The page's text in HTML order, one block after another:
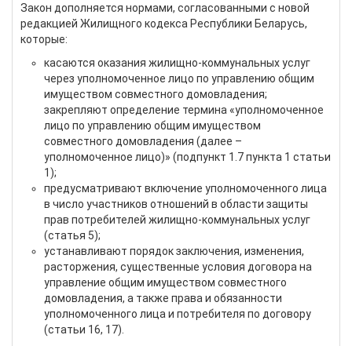
Закон дополняется нормами, согласованными с новой
редакцией Жилищного кодекса Республики Беларусь,
которые:
касаются оказания жилищно-коммунальных услуг
через уполномоченное лицо по управлению общим
имуществом совместного домовладения;
закрепляют определение термина «уполномоченное
лицо по управлению общим имуществом
совместного домовладения (далее –
уполномоченное лицо)» (подпункт 1.7 пункта 1 статьи
1);
предусматривают включение уполномоченного лица
в число участников отношений в области защиты
прав потребителей жилищно-коммунальных услуг
(статья 5);
устанавливают порядок заключения, изменения,
расторжения, существенные условия договора на
управление общим имуществом совместного
домовладения, а также права и обязанности
уполномоченного лица и потребителя по договору
(статьи 16, 17).